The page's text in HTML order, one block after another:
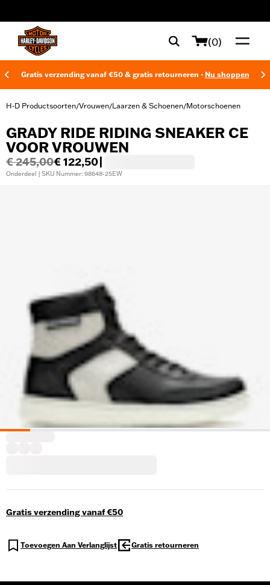
(0)
Gratis verzending vanaf €50 & gratis retourneren - Nu shoppen
H-D Productsoorten/Vrouwen/Laarzen & Schoenen/Motorschoenen
GRADY RIDE RIDING SNEAKER CE
VOOR VROUWEN
€ 245,00€ 122,50
Onderdeel | SKU Nummer: 98648-25EW
Gratis verzending vanaf €50
Toevoegen Aan Verlanglijst Gratis retourneren